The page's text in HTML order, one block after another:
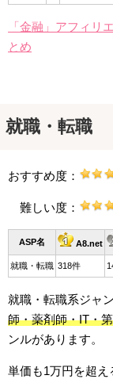
「金融」アフィリ
とめ
就職・転職
おすすめ度：
難しい度：
ASP名 A8.net
就職・転職 318件
就職・転職系ジャ
師・薬剤師・IT・
ンルがあります。
単価も1万円を超